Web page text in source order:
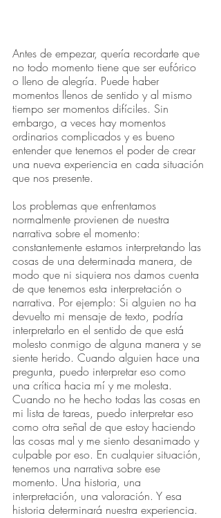
Antes de empezar, quería recordarte que
no todo momento tiene que ser eufórico
o lleno de alegría. Puede haber
momentos llenos de sentido y al mismo
tiempo ser momentos difíciles. Sin
embargo, a veces hay momentos
ordinarios complicados y es bueno
entender que tenemos el poder de crear
una nueva experiencia en cada situación
que nos presente.
Los problemas que enfrentamos
normalmente provienen de nuestra
narrativa sobre el momento:
constantemente estamos interpretando las
cosas de una determinada manera, de
modo que ni siquiera nos damos cuenta
de que tenemos esta interpretación o
narrativa. Por ejemplo: Si alguien no ha
devuelto mi mensaje de texto, podría
interpretarlo en el sentido de que está
molesto conmigo de alguna manera y se
siente herido. Cuando alguien hace una
pregunta, puedo interpretar eso como
una crítica hacia mí y me molesta.
Cuando no he hecho todas las cosas en
mi lista de tareas, puedo interpretar eso
como otra señal de que estoy haciendo
las cosas mal y me siento desanimado y
culpable por eso. En cualquier situación,
tenemos una narrativa sobre ese
momento. Una historia, una
interpretación, una valoración. Y esa
historia determinará nuestra experiencia.